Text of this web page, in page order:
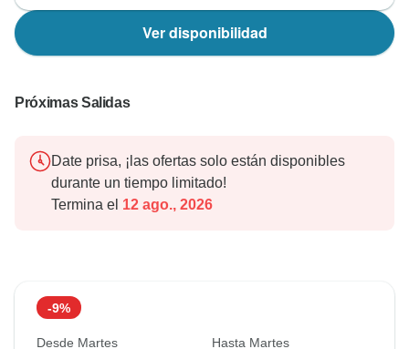
Ver disponibilidad
Próximas Salidas
Date prisa, ¡las ofertas solo están disponibles
durante un tiempo limitado!
Termina el 12 ago., 2026
-9%
Desde Martes Hasta Martes